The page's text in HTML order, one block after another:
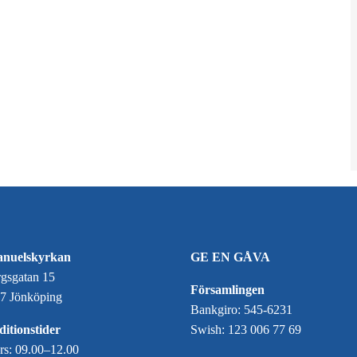
15
Jönköping
09.00–12.00
GE EN GÅVA
Församlingen
Bankgiro: 545-6231
Swish: 123 006 77 69